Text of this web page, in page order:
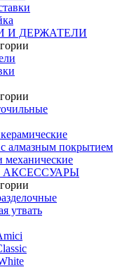
И ДЕРЖАТЕЛИ
алмазным покрытием
механические
утвать